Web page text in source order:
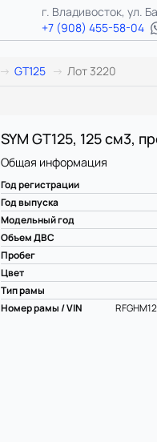
г. Владивосток, ул.
+7 (908) 455-58-04
GT125
Лот 3220
SYM GT125, 125 см3,
Общая информация
Год регистрации
Год выпуска
Модельный год
Объем ДВС
Пробег
Цвет
Тип рамы
Номер рамы / VIN